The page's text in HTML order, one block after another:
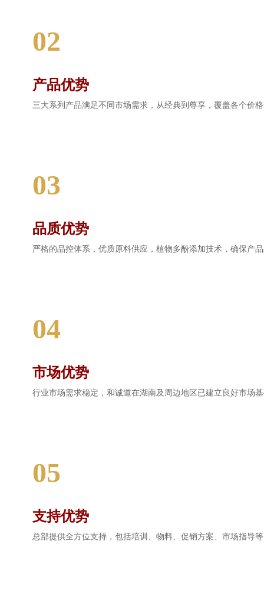
02
产品优势
三大系列产品满足不同市场需求，从经典到尊享，覆盖各个价
03
品质优势
严格的品控体系，优质原料供应，植物多酚添加技术，确保产
04
市场优势
行业市场需求稳定，和诚道在湖南及周边地区已建立良好市场
05
支持优势
总部提供全方位支持，包括培训、物料、促销方案、市场指导